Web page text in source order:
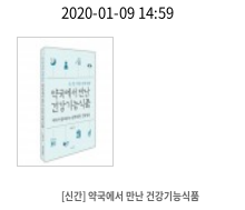
2020-01-09 14:59
[신간] 약국에서 만난 건강기능식품